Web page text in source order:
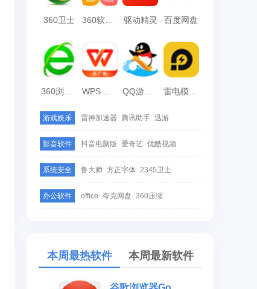
360卫士 360软件管家 驱动精灵 百度网盘
雷电模拟器
游戏娱乐 雷神加速器 腾讯助手 迅游
影音软件 抖音电脑版 爱奇艺 优酷视频
系统安全 鲁大师 方正字体 2345卫士
办公软件 office 夸克网盘 360压缩
本周最热软件 本周最新软件